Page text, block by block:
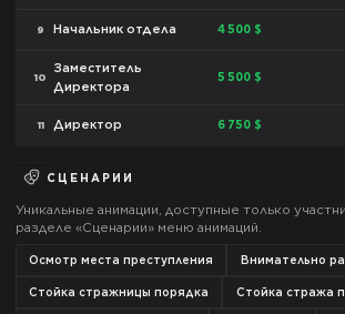
9 Начальник отдела 4 500 $
10
Заместитель
Директора
5 500 $
11 Директор 6 750 $
СЦЕНАРИИ
Уникальные анимации, доступные только
разделе «Сценарии» меню анимаций.
Осмотр места преступления Внимательно
Стойка стражницы порядка Стойка стража